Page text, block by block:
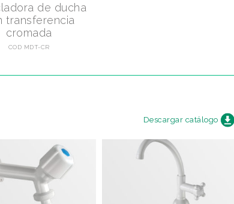
de ducha
transferencia
cromada
COD MDT-CR
Descargar catálogo